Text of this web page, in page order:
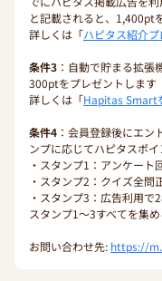
と記載されると、1,400pt
詳しくは「ハピタス紹介
条件3 ：自動で貯まる拡
300ptをプレゼントします
詳しくは「Hapitas Smart
条件4 ：会員登録後にエン
ンプに応じてハピタスポ
・スタンプ1：アンケート
・スタンプ2：クイズ全問
・スタンプ3：広告利用で
スタンプ1〜3すべてを集
お問い合わせ先: https://